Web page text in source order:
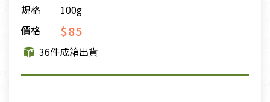
規格
100g
價格
$85
36件成箱出貨